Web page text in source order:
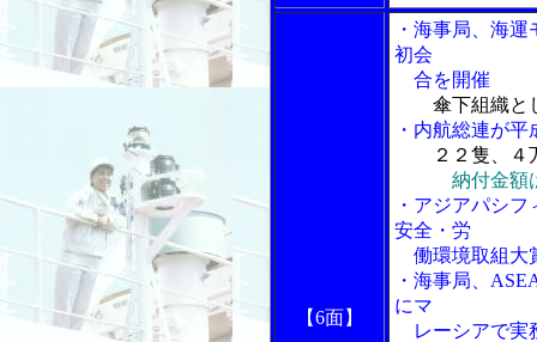
【6面】
・海事局、海
初会
合を開催
傘下組織と
・内航総連が
２２隻、４
納付金額
・アジアパシ
安全・労
働環境取組大
・海事局、
にマ
レーシアで実